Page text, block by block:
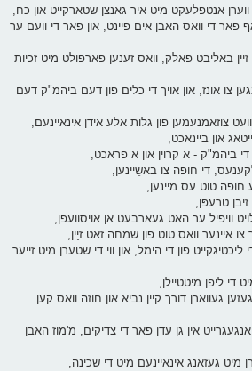
ווערן אנטפלעקט מיט איר גאנצן שטארקייט און כח,
די וואס האבן אים פיינט, און פאר די וועם ער
באליבט פאלק, וואס זענען פארפולט מיט זכיות
צו אונז, און אויך די כלים פון דעם ביהמ"ק דעם
צוזאמנעמען פון גלות אלע אידן אינאיינעם,
און ביינאכט,
די ביהמ"ק - א קרוין און א פראכט,
די חופה צו באשֵיינען,
חופה טוט עס מיינען,
טרעפּן,
וויפיל ער האט געארבעט אן אויסוועפן,
צו איינער וואס טוט פון שמחה זאט זיַין,
ליכטיגקייט פון די הימל, און ווי די שטערן מיט זייער
די ליפן מיטטיילן,
געווארן דורך קיין נביא און חוזה וואס קען
אנגעגרייט אין גן עדן פאר די צדיקים, מ'מוז האבן
מיט געזאנג אינאיינעם מיט די שכינה,